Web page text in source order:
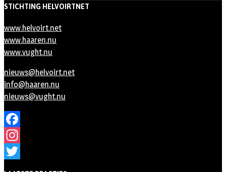
STICHTING HELVOIRTNET
www.helvoirt.net
www.haaren.nu
www.vught.nu
nieuws@helvoirt.net
info@haaren.nu
nieuws@vught.nu
Facebook
Instagram